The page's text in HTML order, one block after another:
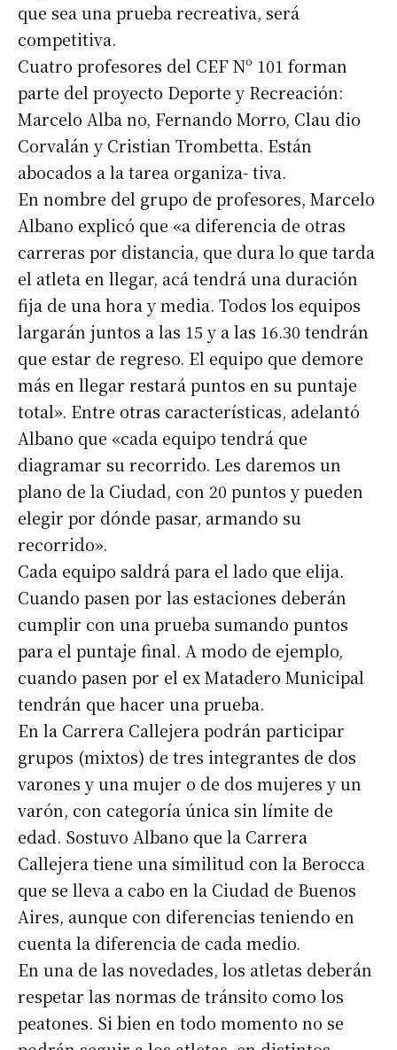
que sea una prueba recreativa, será
competitiva.
Cuatro profesores del CEF Nº 101 forman
parte del proyecto Deporte y Recreación:
Marcelo Alba no, Fernando Morro, Clau dio
Corvalán y Cristian Trombetta. Están
abocados a la tarea organiza- tiva.
En nombre del grupo de profesores, Marcelo
Albano explicó que «a diferencia de otras
carreras por distancia, que dura lo que tarda
el atleta en llegar, acá tendrá una duración
fija de una hora y media. Todos los equipos
largarán juntos a las 15 y a las 16.30 tendrán
que estar de regreso. El equipo que demore
más en llegar restará puntos en su puntaje
total». Entre otras características, adelantó
Albano que «cada equipo tendrá que
diagramar su recorrido. Les daremos un
plano de la Ciudad, con 20 puntos y pueden
elegir por dónde pasar, armando su
recorrido».
Cada equipo saldrá para el lado que elija.
Cuando pasen por las estaciones deberán
cumplir con una prueba sumando puntos
para el puntaje final. A modo de ejemplo,
cuando pasen por el ex Matadero Municipal
tendrán que hacer una prueba.
En la Carrera Callejera podrán participar
grupos (mixtos) de tres integrantes de dos
varones y una mujer o de dos mujeres y un
varón, con categoría única sin límite de
edad. Sostuvo Albano que la Carrera
Callejera tiene una similitud con la Berocca
que se lleva a cabo en la Ciudad de Buenos
Aires, aunque con diferencias teniendo en
cuenta la diferencia de cada medio.
En una de las novedades, los atletas deberán
respetar las normas de tránsito como los
peatones. Si bien en todo momento no se